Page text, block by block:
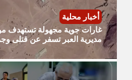
أخبار محلية
غارات جوية مجهولة تستهدف
مديرية العبر تسفر عن قتلى